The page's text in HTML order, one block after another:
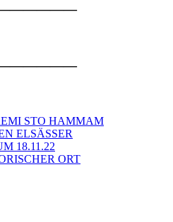
STO HAMMAM
ELSÄSSER
18.11.22
ORT